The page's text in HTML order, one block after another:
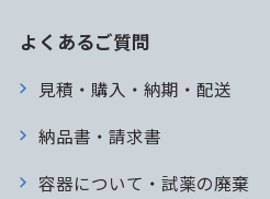
よくあるご質問
見積・購入・納期・配送
納品書・請求書
容器について・試薬の廃棄